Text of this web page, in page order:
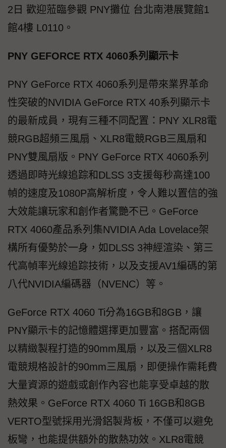
2日 歡迎蒞臨參觀 PNY攤位 台北南港展覽館1
館4樓 L0110。
PNY GEFORCE RTX 4060系列顯示卡
PNY GeForce RTX 4060系列是帶來業界革命
性突破的NVIDIA GeForce RTX 40系列顯示卡
的最新成員，現有三種不同配置：PNY XLR8電
競RGB超頻三風扇、XLR8電競RGB三風扇和
PNY雙風扇版。PNY GeForce RTX 4060系列
透過即時光線追踪和DLSS 3支援每秒高達100
幀的速度及1080P高解析度，令人難以置信的強
大效能讓玩家和創作者驚艷不已。GeForce
RTX 4060產品系列集NVIDIA Ada Lovelace架
構所有優勢於一身，如DLSS 3神經渲染、第三
代高幀率光線追踪技術，以及支援AV1編碼的第
八代NVIDIA編碼器（NVENC）等。
GeForce RTX 4060 Ti分為16GB和8GB，讓
PNY顯示卡的記憶體選擇更加豐富。搭配兩個
以精緻製程打造的90mm風扇，以及三個XLR8
電競規格設計的90mm三風扇，即便操作需耗費
大量資源的遊戲或創作內容也能享受卓越的散
熱效果。GeForce RTX 4060 Ti 16GB和8GB
VERTO型號採用光滑鋁製背板，不僅可以避免
板彎，也能提供額外的散熱功效。XLR8電競